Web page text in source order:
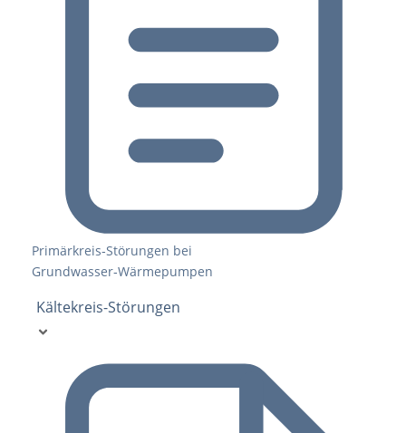
Primärkreis‑Störungen bei
Grundwasser‑Wärmepumpen
Kältekreis-Störungen